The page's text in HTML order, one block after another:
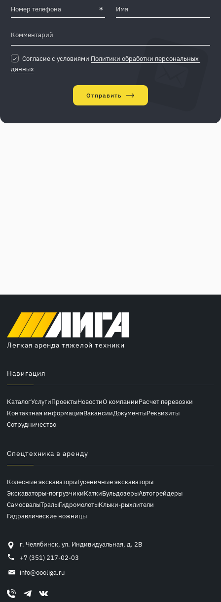
Согласие с условиями Политики обработки персональных
данных
Отправить
Легкая аренда тяжелой техники
г. Челябинск, ул. Индивидуальная, д. 2В
+7 (351) 217-02-03
info@oooliga.ru
Навигация
КаталогУслугиПроектыНовостиО компанииРасчет перевозки
Контактная информацияВакансииДокументыРеквизиты
Сотрудничество
Спецтехника в аренду
Колесные экскаваторыГусеничные экскаваторы
Экскаваторы-погрузчикиКаткиБульдозерыАвтогрейдеры
СамосвалыТралыГидромолотыКлыки-рыхлители
Гидравлические ножницы